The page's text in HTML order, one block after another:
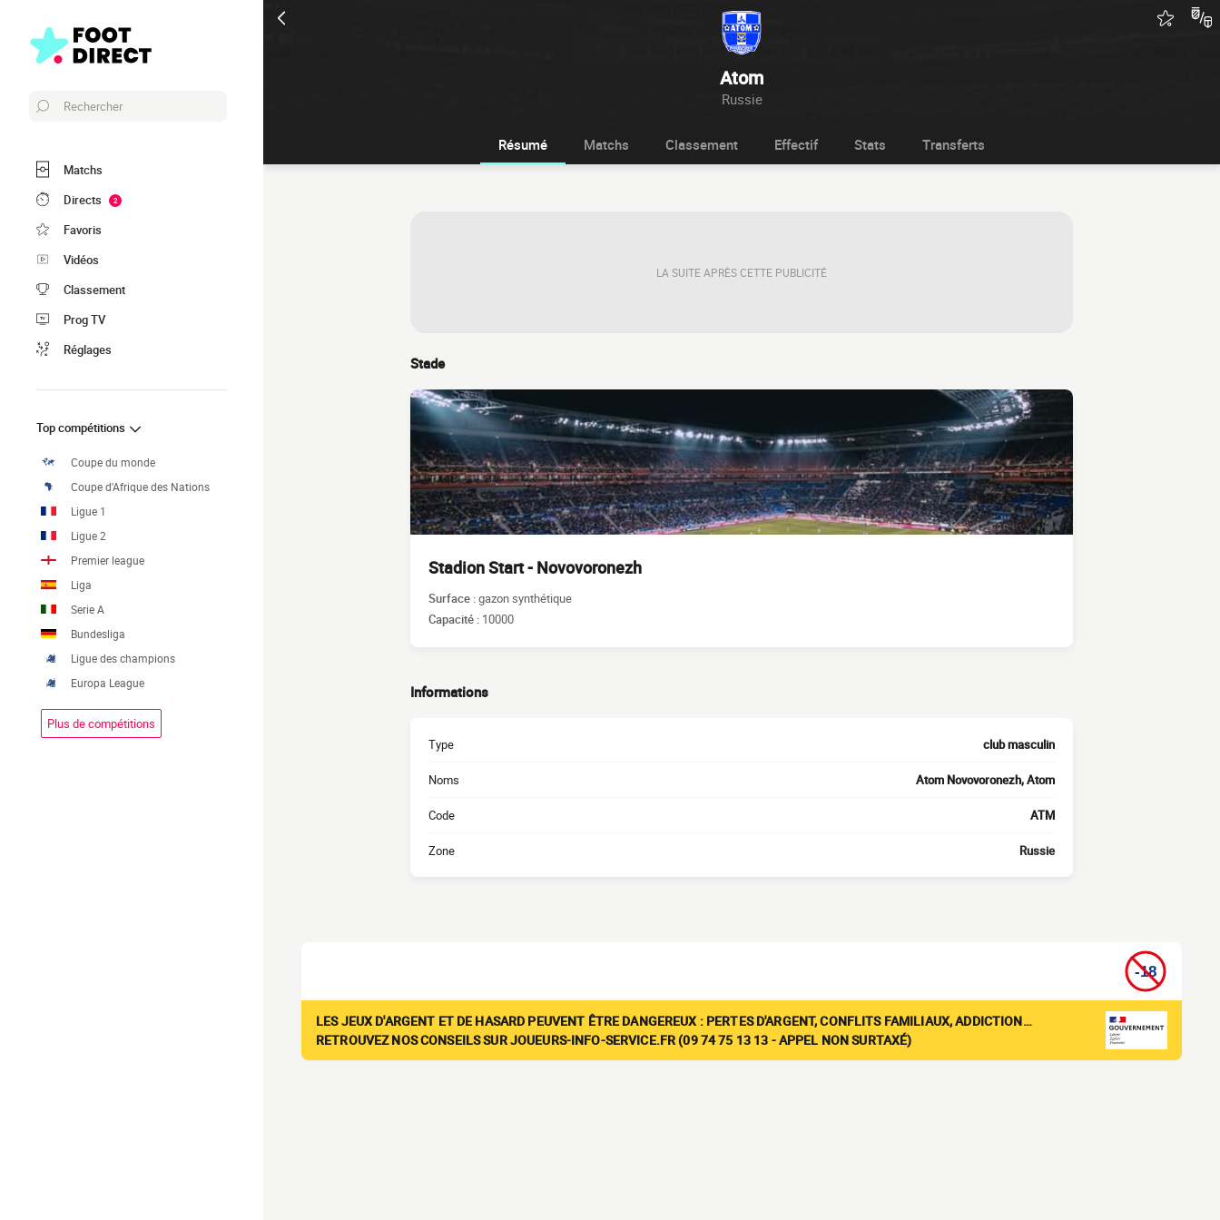
Atom
Russie
Rechercher
Matchs
Directs
2
Favoris
Vidéos
Classement
Prog TV
Réglages
Top compétitions
Coupe du monde
Coupe d'Afrique des Nations
Ligue 1
Ligue 2
Premier league
Liga
Serie A
Bundesliga
Ligue des champions
Europa League
Plus de compétitions
Résumé Matchs Classement Effectif Stats Transferts
LA SUITE APRÈS CETTE PUBLICITÉ
Stade
Stadion Start - Novovoronezh
Surface :gazon synthétique
Capacité : 10000
Informations
Type club masculin
Noms Atom Novovoronezh, Atom
Code ATM
Zone Russie
LES JEUX D'ARGENT ET DE HASARD PEUVENT ÊTRE DANGEREUX : PERTES D'ARGENT, CONFLITS FAMILIAUX, ADDICTION…
RETROUVEZ NOS CONSEILS SUR JOUEURS-INFO-SERVICE.FR (09 74 75 13 13 - APPEL NON SURTAXÉ)